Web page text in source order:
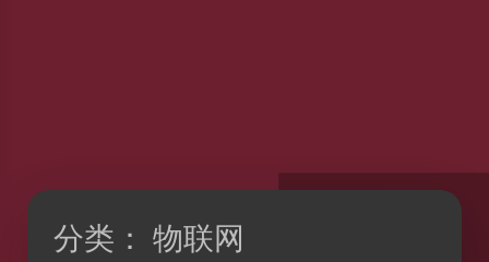
分类： 物联网